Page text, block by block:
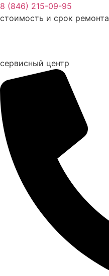
Перейти
к
8 (846) 215-09-95
стоимость и срок ремонта
сервисный центр